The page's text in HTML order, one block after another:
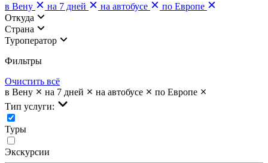
в Вену
на 7 дней на автобусе
по Европе
Откуда
Страна
Туроператор
Фильтры
Очистить всё
в Вену
на 7 дней на автобусе
по Европе
Тип услуги:
Туры
Экскурсии